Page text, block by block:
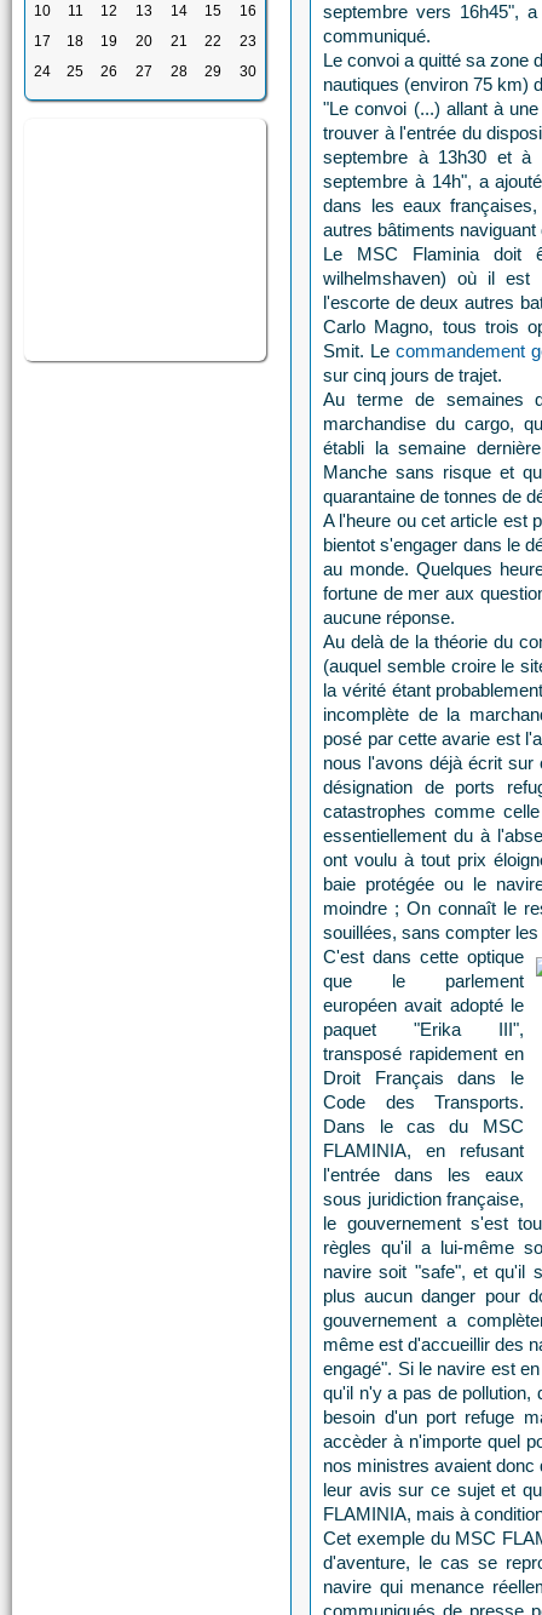
10
11 12 13 14 15
16
17
18 19 20 21 22
23
24
25 26 27 28 29 30
septembre vers 16h45",
communiqué.
Le convoi a quitté sa zone
nautiques (environ 75 km)
"Le convoi (...) allant à
trouver à l'entrée du
septembre à 13h30 et
septembre à 14h", a
dans les eaux
autres bâtiments
Le MSC Flaminia doit
wilhelmshaven) où il est
l'escorte de deux autres
Carlo Magno, tous trois
Smit. Lecommandement
sur cinq jours de trajet.
Au terme de semaines
marchandise du cargo,
établi la semaine
Manche sans risque et
quarantaine de tonnes de
A l'heure ou cet article est
bientot s'engager dans le
au monde. Quelques
fortune de mer aux
aucune réponse.
Au delà de la théorie du
(auquel semble croire le
la vérité étant
incomplète de la
posé par cette avarie est
nous l'avons déjà écrit
désignation de ports
catastrophes comme
essentiellement du à
ont voulu à tout prix
baie protégée ou le
moindre ; On connaît le
souillées, sans compter
C'est dans cette optique
que le parlement
européen avait adopté le
paquet "Erika III",
transposé rapidement en
Droit Français dans le
Code des Transports.
Dans le cas du MSC
FLAMINIA, en refusant
l'entrée dans les eaux
sous juridiction française,
le gouvernement s'est
règles qu'il a lui-même
navire soit "safe", et qu'il
plus aucun danger pour
gouvernement a
même est d'accueillir des
engagé". Si le navire est
qu'il n'y a pas de pollution,
besoin d'un port refuge
accèder à n'importe quel
nos ministres avaient
leur avis sur ce sujet et
FLAMINIA, mais à
Cet exemple du MSC
d'aventure, le cas se
navire qui menance